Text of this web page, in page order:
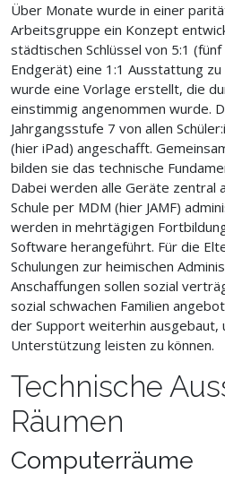
Über Monate wurde in einer
Arbeitsgruppe ein Konzept
städtischen Schlüssel von 5:1 (fünf
Endgerät) eine 1:1 Ausstattung
wurde eine Vorlage erstellt, die
einstimmig angenommen wurde.
Jahrgangsstufe 7 von allen
(hier iPad) angeschafft.
bilden sie das technische
Dabei werden alle Geräte zentral
Schule per MDM (hier JAMF)
werden in mehrtägigen
Software herangeführt. Für die
Schulungen zur heimischen
Anschaffungen sollen sozial
sozial schwachen Familien
der Support weiterhin ausgebaut,
Unterstützung leisten zu können.
Technische
Räumen
Computerräume